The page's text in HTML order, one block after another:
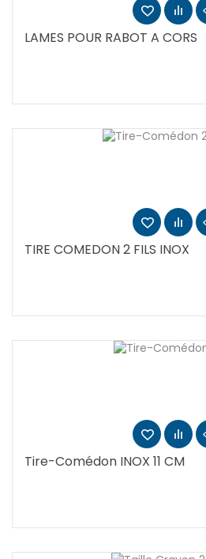
LAMES POUR RABOT A CORS
TIRE COMEDON 2 FILS INOX
Tire-Comédon INOX 11 CM